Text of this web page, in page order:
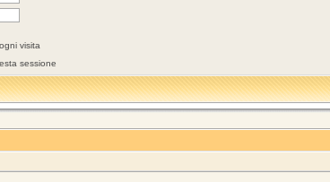
visita
sessione